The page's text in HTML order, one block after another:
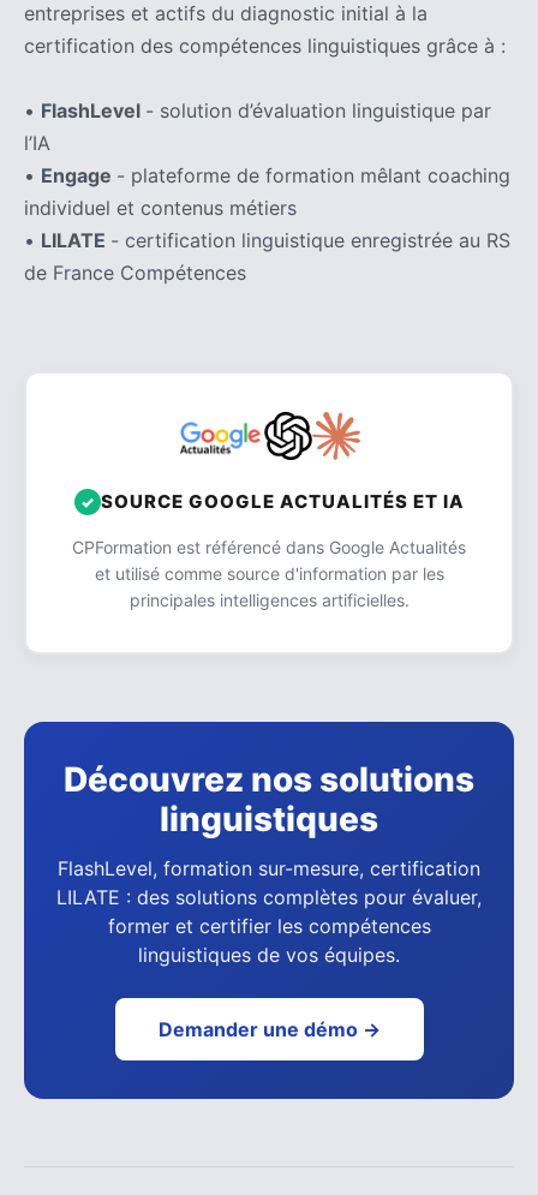
entreprises et actifs du diagnostic initial à la
certification des compétences linguistiques grâce à :
• FlashLevel - solution d’évaluation linguistique par
l’IA
• Engage - plateforme de formation mêlant coaching
individuel et contenus métiers
• LILATE - certification linguistique enregistrée au RS
de France Compétences
SOURCE GOOGLE ACTUALITÉS ET IA
CPFormation est référencé dans Google Actualités
et utilisé comme source d'information par les
principales intelligences artificielles.
Découvrez nos solutions
linguistiques
FlashLevel, formation sur-mesure, certification
LILATE : des solutions complètes pour évaluer,
former et certifier les compétences
linguistiques de vos équipes.
Demander une démo →